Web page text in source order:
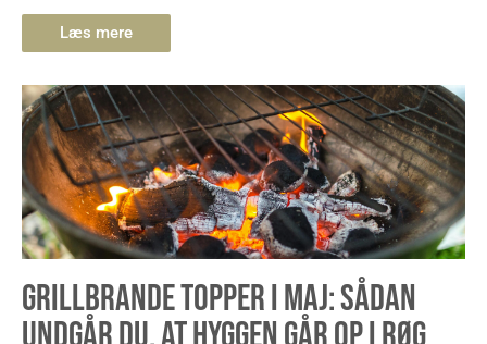
Læs mere
GRILLBRANDE TOPPER I MAJ: SÅDAN